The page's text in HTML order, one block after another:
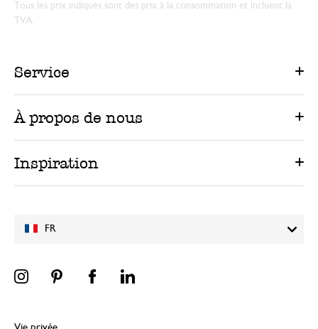
FR
Tous les prix indiqués sont des prix à la consommation et incluent la
TVA.
Service
À propos de nous
Inspiration